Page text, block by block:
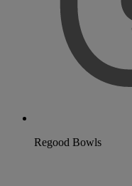
Regood Bowls